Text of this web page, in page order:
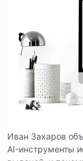
Иван Захаров
AI-инструменты